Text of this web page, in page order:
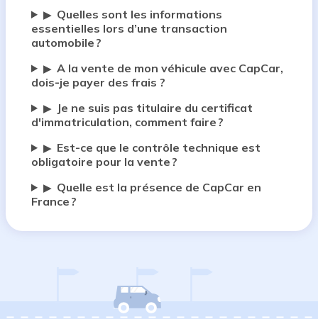
▶ Quelles sont les informations
essentielles lors d’une transaction
automobile ?
▶ A la vente de mon véhicule avec CapCar,
dois-je payer des frais ?
▶
Je ne suis pas titulaire du certificat
d'immatriculation, comment faire ?
▶ Est-ce que le contrôle technique est
obligatoire pour la vente ?
▶ Quelle est la présence de CapCar en
France ?